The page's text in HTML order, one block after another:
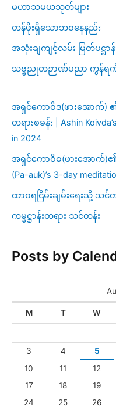
မဟာသမယသုတ်များ
တန်ဖိုးရှိသောဘဝနေနည်း
အသုံးချကျင့်လမ်း မြတ်ပဋ္ဌာန်
သဗ္ဗညုတဉာဏ်ပညာ ကွန်ရက်
အရှင်ကောဝိဒ(ဖားအောက်)
တရားစခန်း | Ashin
in 2024
အရှင်ကောဝိဓ(ဖားအောက်)၏
(Pa-auk)’s 3-day
ထာဝရငြိမ်းချမ်းရေးသို့ သင်
ကမ္မဋ္ဌာန်းတရား သင်တန်း
Posts by
M T W
3
4 5
10
11 12
17
18 19
24
25 26